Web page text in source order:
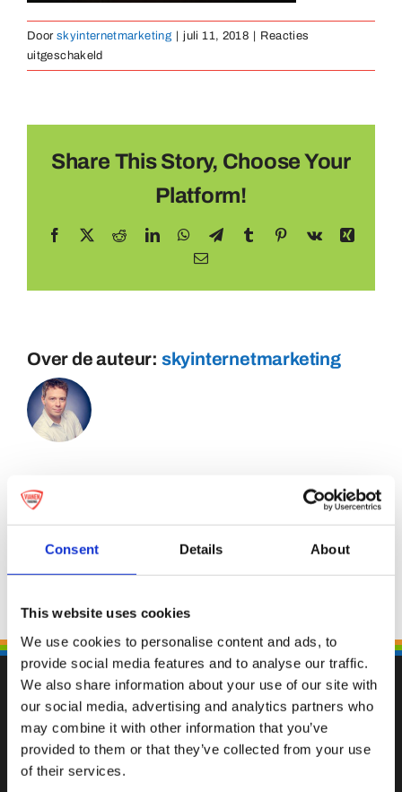
Consent Details About
This website uses cookies
We use cookies to personalise content and ads, to
provide social media features and to analyse our traffic.
We also share information about your use of our site with
our social media, advertising and analytics partners who
may combine it with other information that you’ve
provided to them or that they’ve collected from your use
of their services.
Door skyinternetmarketing | juli 11, 2018 | Reacties
uitgeschakeldvoor
lamp-
Share This Story, Choose Your
Platform!
Facebook RedditLinkedInWhatsApp
TelegramTumblr Pinterest
Vk
Xing
E-
Over de auteur: skyinternetmarketing
Fallen Sie mit einzigartigen